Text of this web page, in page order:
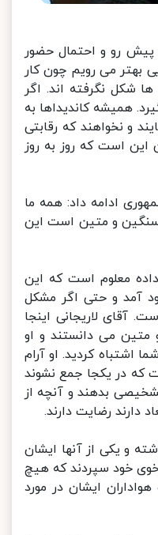
پیش رو و احتمال حضور
می رویم چون کار
نگرفته اند. اگر
همیشه کاندیداها به
و نخواهند که رقابتی
است که روز به روز
ادامه داد: همه ما
و متین است این
معلوم است که این
آمد و حتی اگر مشکل
آقای لاریجانی اینجا
می دانستند و او
اشتباه کردید. او آرام
که در یکجا جمع نشوند
بدهند و آنچه از
رضایت دارند.
و یکی از آنها ایشان
خود سپردند که هیچ
ایشان در مورد